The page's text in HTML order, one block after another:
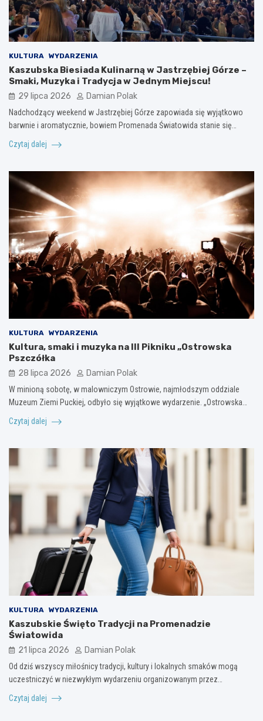
KULTURA WYDARZENIA
Kaszubska Biesiada Kulinarną w Jastrzębiej Górze –
Smaki, Muzyka i Tradycja w Jednym Miejscu!
29 lipca 2026 Damian Polak
Nadchodzący weekend w Jastrzębiej Górze zapowiada się wyjątkowo
barwnie i aromatycznie, bowiem Promenada Światowida stanie się…
Czytaj dalej
KULTURA WYDARZENIA
Kultura, smaki i muzyka na III Pikniku „Ostrowska
Pszczółka
28 lipca 2026 Damian Polak
W minioną sobotę, w malowniczym Ostrowie, najmłodszym oddziale
Muzeum Ziemi Puckiej, odbyło się wyjątkowe wydarzenie. „Ostrowska…
Czytaj dalej
KULTURA WYDARZENIA
Kaszubskie Święto Tradycji na Promenadzie
Światowida
21 lipca 2026 Damian Polak
Od dziś wszyscy miłośnicy tradycji, kultury i lokalnych smaków mogą
uczestniczyć w niezwykłym wydarzeniu organizowanym przez…
Czytaj dalej